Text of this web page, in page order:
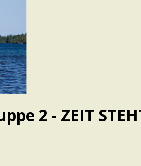
2 - ZEIT